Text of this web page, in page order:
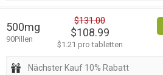
500mg
90Pillen
$131.00
$108.99
$1.21 pro tabletten
Nächster Kauf 10% Rabatt